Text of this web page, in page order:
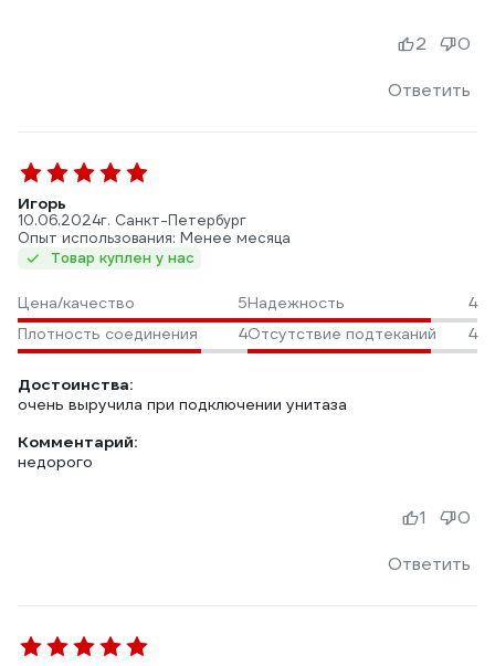
Ответить
2 0
Игорь
10.06.2024г. Санкт-Петербург
Опыт использования: Менее месяца
Товар куплен у нас
Цена/качество 5Надежность
4
Плотность соединения
4Отсутствие подтеканий 4
Достоинства:
очень выручила при подключении унитаза
Комментарий:
недорого
Ответить
1 0